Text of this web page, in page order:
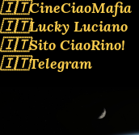
🇮🇹CineCiaoMafia
🇮🇹Lucky Luciano
🇮🇹Sito CiaoRino!
🇮🇹Telegram